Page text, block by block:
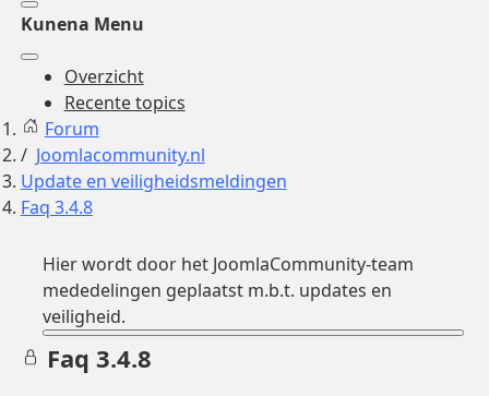
Kunena Menu
Overzicht
Recente topics
Forum
Joomlacommunity.nl
Update en veiligheidsmeldingen
Faq 3.4.8
Hier wordt door het JoomlaCommunity-team
mededelingen geplaatst m.b.t. updates en
veiligheid.
Faq 3.4.8